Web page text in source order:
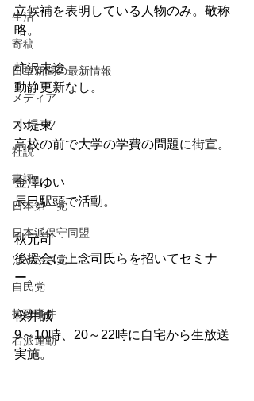
生活
寄稿
日章新聞の最新情報
メディア
スポーツ
社説
書評
日本第一党
日本派保守同盟
はやぶさ党
自民党
拉致事件
右派運動
立候補を表明している人物のみ。敬称
略。
柿沢未途
動静更新なし。
小堤東
高校の前で大学の学費の問題に街宣。
金澤ゆい
辰巳駅頭で活動。
秋元司
後援会に上念司氏らを招いてセミナ
ー。
桜井誠
9～10時、20～22時に自宅から生放送
実施。